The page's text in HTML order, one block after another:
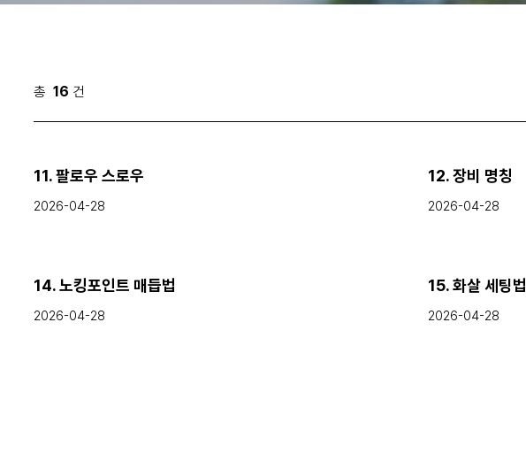
총 16 건
11. 팔로우 스로우
2026-04-28
12. 장비 명칭
2026-04-28
14. 노킹포인트 매듭법
2026-04-28
15. 화살 세팅법
2026-04-28